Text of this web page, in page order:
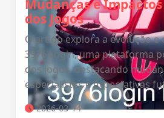
Mudanças e
dos Jogos
O artigo explora a evolução
3976 Login, uma plataforma
dos jogos, destacando
especialistas e expectativas
2026-03-14